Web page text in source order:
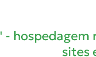
-
sites